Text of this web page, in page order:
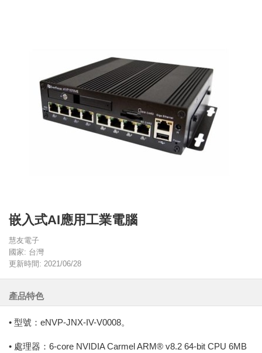
嵌入式AI應用工業電腦
慧友電子
國家: 台灣
更新時間: 2021/06/28
產品特色
• 型號：eNVP-JNX-IV-V0008。
• 處理器：6-core NVIDIA Carmel ARM® v8.2 64-bit CPU 6MB